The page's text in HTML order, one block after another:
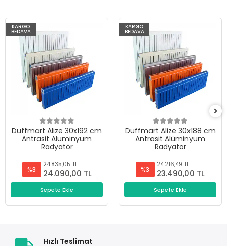
KARGO
BEDAVA
Duffmart Alize 30x192 cm
Antrasit Alüminyum
Radyatör
%3
24.835,05 TL
24.090,00 TL
Sepete Ekle
KARGO
BEDAVA
Duffmart Alize 30x188 cm
Antrasit Alüminyum
Radyatör
%3
24.216,49 TL
23.490,00 TL
Sepete Ekle
Hızlı Teslimat